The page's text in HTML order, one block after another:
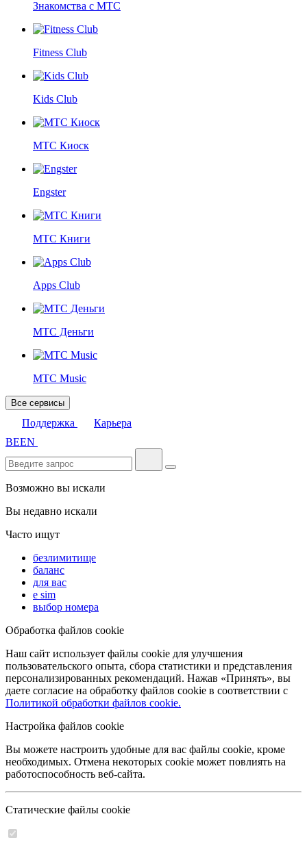
Знакомства с МТС
Fitness Club
Kids Club
МТС Киоск
Engster
МТС Книги
Apps Club
МТС Деньги
МТС Music
Все сервисы
Поддержка
Карьера
BEEN
Возможно вы искали
Вы недавно искали
Часто ищут
безлимитище
баланс
для вас
e sim
выбор номера
Обработка файлов cookie
Наш сайт использует файлы cookie для улучшения
пользовательского опыта, сбора статистики и представления
персонализированных рекомендаций. Нажав «Принять», вы
даете согласие на обработку файлов cookie в соответствии с
Политикой обработки файлов cookie.
Настройка файлов cookie
Вы можете настроить удобные для вас файлы cookie, кроме
необходимых. Отмена некоторых cookie может повлиять на
работоспособность веб-сайта.
Статические файлы cookie